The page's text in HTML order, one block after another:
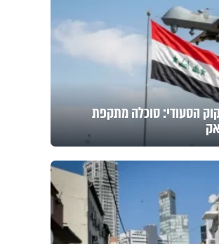
הסעודי: סוכלה מתקפת